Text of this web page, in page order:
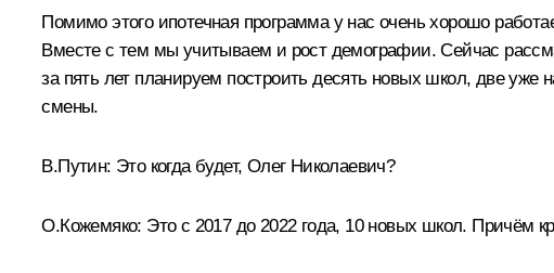
Помимо этого ипотечная программа у нас очень хорошо
Вместе с тем мы учитываем и рост демографии. Сейчас
за пять лет планируем построить десять новых школ, две
смены.
В.Путин: Это когда будет, Олег Николаевич?
О.Кожемяко: Это с 2017 до 2022 года, 10 новых школ. Причём